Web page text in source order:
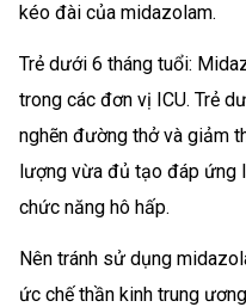
kéo đài của midazolam.
Trẻ dưới 6 tháng tuổi:
trong các đơn vị ICU. Trẻ
nghẽn đường thở và giảm
lượng vừa đủ tạo đáp ứng
chức năng hô hấp.
Nên tránh sử dụng
ức chế thần kinh trung